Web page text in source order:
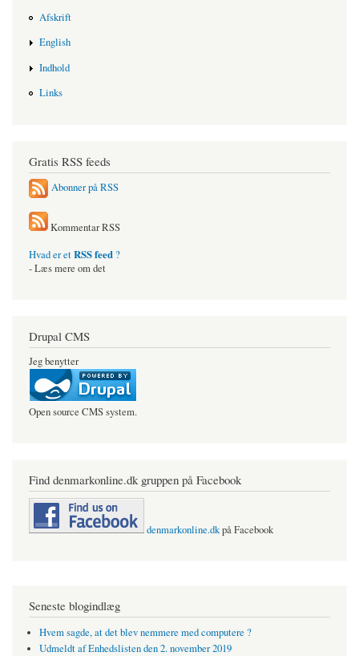
Afskrift
English
Indhold
Links
Gratis RSS feeds
Abonner på RSS
Kommentar RSS
Hvad er etRSS feed ?
- Læs mere om det
Drupal CMS
Jeg benytter
Open source CMS system.
Find denmarkonline.dk gruppen på Facebook
denmarkonline.dkpå Facebook
Seneste blogindlæg
Hvem sagde, at det blev nemmere med computere ?
Udmeldt af Enhedslisten den 2. november 2019